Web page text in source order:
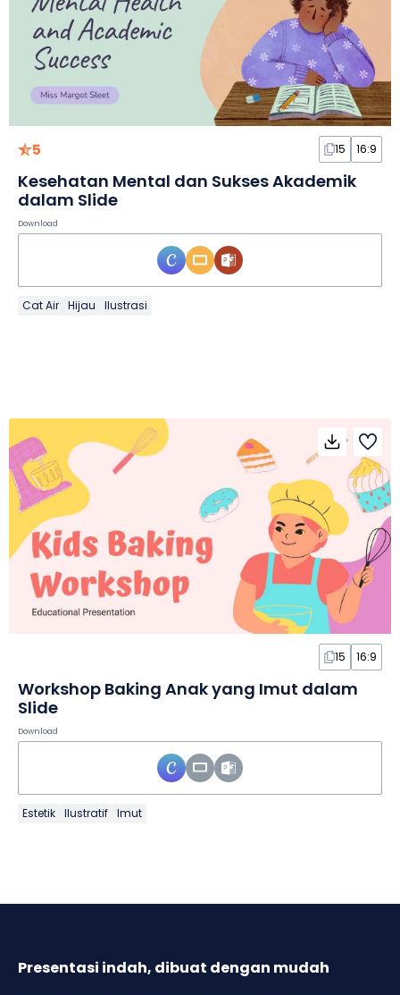
5 15 16:9
Kesehatan Mental dan Sukses Akademik
dalam Slide
Download
Cat Air Hijau Ilustrasi
15 16:9
Workshop Baking Anak yang Imut dalam
Slide
Download
Estetik Ilustratif Imut
Presentasi indah, dibuat dengan mudah